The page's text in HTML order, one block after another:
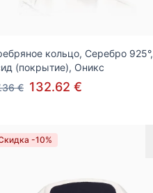
кольцо, Серебро 925°,
(покрытие), Оникс
€ 132.62 €
-10%